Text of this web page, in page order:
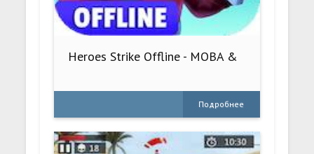
Heroes Strike Offline - MOBA &
Подробнее